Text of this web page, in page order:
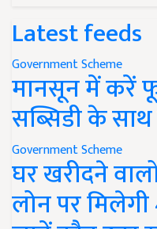
Latest feeds
Government Scheme
मानसून में करें
सब्सिडी के
Government Scheme
घर खरीदने
लोन पर मिलेगी